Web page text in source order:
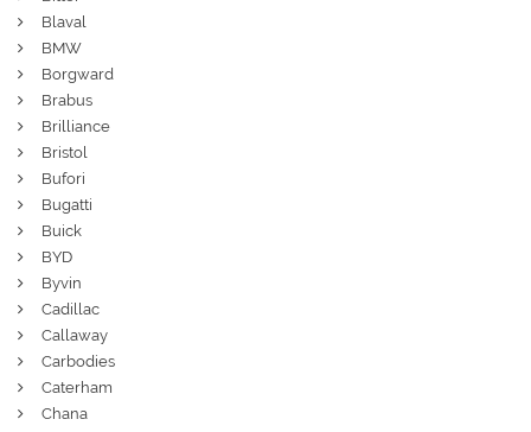
Blaval
BMW
Borgward
Brabus
Brilliance
Bristol
Bufori
Bugatti
Buick
BYD
Byvin
Cadillac
Callaway
Carbodies
Caterham
Chana